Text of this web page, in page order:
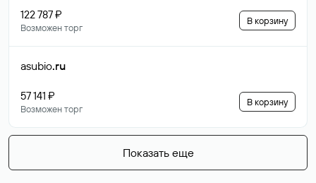
122 787 ₽
Возможен торг
В корзину
asubio.ru
57 141 ₽
Возможен торг
В корзину
Показать еще